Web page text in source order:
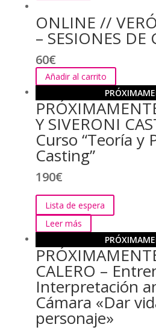
ONLINE //
– SESIONES DE
60€
Añadir al carrito
Y SIVERONI
Curso “Teoría y
Casting”
190€
Lista de espera
Leer más
CALERO –
Interpretación
Cámara «Dar
personaje»